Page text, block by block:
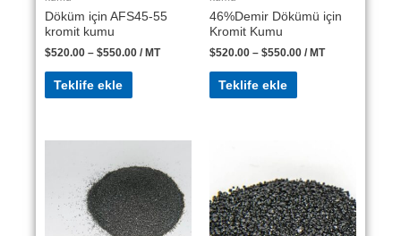
Döküm için AFS45-55
kromit kumu
$520.00 – $550.00 / MT
Teklife ekle
46%Demir Dökümü için
Kromit Kumu
$520.00 – $550.00 / MT
Teklife ekle